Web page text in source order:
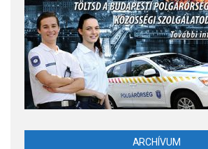
ARCHÍVUM